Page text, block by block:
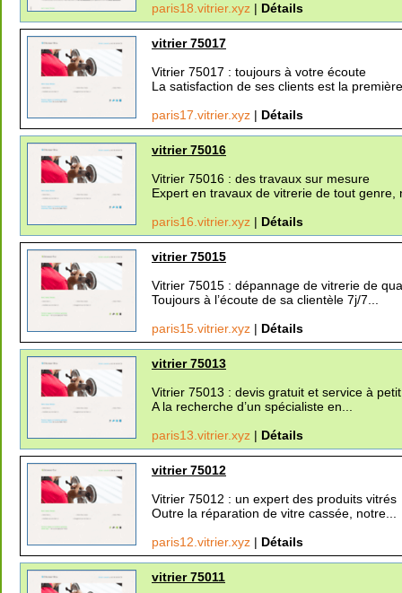
paris18.vitrier.xyz | Détails
vitrier 75017
Vitrier 75017 : toujours à votre écoute
La satisfaction de ses clients est la
paris17.vitrier.xyz | Détails
vitrier 75016
Vitrier 75016 : des travaux sur mesure
Expert en travaux de vitrerie de tout genre,
paris16.vitrier.xyz | Détails
vitrier 75015
Vitrier 75015 : dépannage de vitrerie de
Toujours à l’écoute de sa clientèle 7j/7...
paris15.vitrier.xyz | Détails
vitrier 75013
Vitrier 75013 : devis gratuit et service à
A la recherche d’un spécialiste en...
paris13.vitrier.xyz | Détails
vitrier 75012
Vitrier 75012 : un expert des produits vitrés
Outre la réparation de vitre cassée, notre...
paris12.vitrier.xyz | Détails
vitrier 75011